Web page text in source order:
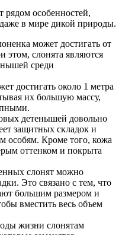
особенностей,
в мире дикой природы.
может достигать от
этом, слонята являются
среди
достигать около 1 метра
их большую массу,
детенышей довольно
защитных складок и
особям. Кроме того, кожа
оттенком и покрыта
слонят можно
Это связано с тем, что
большим размером и
вместить весь объем
жизни слонятам